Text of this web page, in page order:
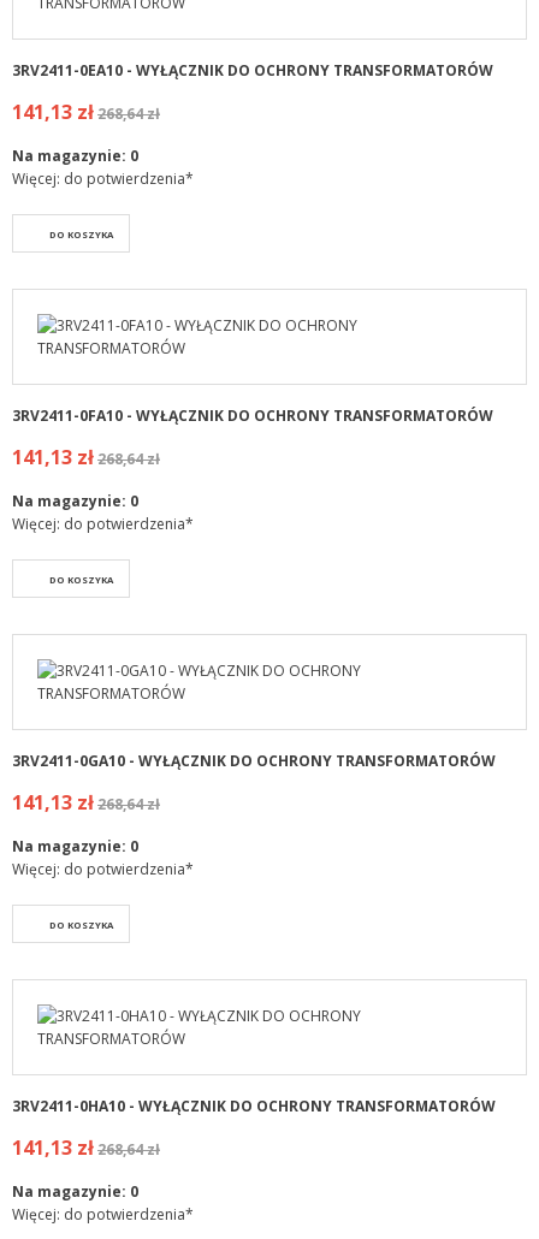
3RV2411-0EA10 - WYŁĄCZNIK DO OCHRONY TRANSFORMATORÓW
141,13 zł268,64 zł
Na magazynie: 0
Więcej: do potwierdzenia*
DO KOSZYKA
3RV2411-0FA10 - WYŁĄCZNIK DO OCHRONY TRANSFORMATORÓW
141,13 zł268,64 zł
Na magazynie: 0
Więcej: do potwierdzenia*
DO KOSZYKA
3RV2411-0GA10 - WYŁĄCZNIK DO OCHRONY TRANSFORMATORÓW
141,13 zł268,64 zł
Na magazynie: 0
Więcej: do potwierdzenia*
DO KOSZYKA
3RV2411-0HA10 - WYŁĄCZNIK DO OCHRONY TRANSFORMATORÓW
141,13 zł268,64 zł
Na magazynie: 0
Więcej: do potwierdzenia*